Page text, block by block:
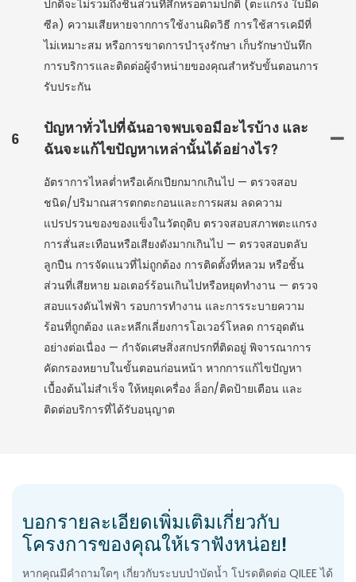
ปกติจะไม่รวมถึงชิ้นส่วนที่สึกหรอตามปกติ (ตะแกรง ใบมีด
ซีล) ความเสียหายจากการใช้งานผิดวิธี การใช้สารเคมีที่
ไม่เหมาะสม หรือการขาดการบำรุงรักษา เก็บรักษาบันทึก
การบริการและติดต่อผู้จำหน่ายของคุณสำหรับขั้นตอนการ
รับประกัน
6
ปัญหาทั่วไปที่ฉันอาจพบเจอมีอะไรบ้าง และ
ฉันจะแก้ไขปัญหาเหล่านั้นได้อย่างไร?
อัตราการไหลต่ำหรือเค้กเปียกมากเกินไป — ตรวจสอบ
ชนิด/ปริมาณสารตกตะกอนและการผสม ลดความ
แปรปรวนของของแข็งในวัตถุดิบ ตรวจสอบสภาพตะแกรง
การสั่นสะเทือนหรือเสียงดังมากเกินไป — ตรวจสอบตลับ
ลูกปืน การจัดแนวที่ไม่ถูกต้อง การติดตั้งที่หลวม หรือชิ้น
ส่วนที่เสียหาย มอเตอร์ร้อนเกินไปหรือหยุดทำงาน — ตรวจ
สอบแรงดันไฟฟ้า รอบการทำงาน และการระบายความ
ร้อนที่ถูกต้อง และหลีกเลี่ยงการโอเวอร์โหลด การอุดตัน
อย่างต่อเนื่อง — กำจัดเศษสิ่งสกปรกที่ติดอยู่ พิจารณาการ
คัดกรองหยาบในขั้นตอนก่อนหน้า หากการแก้ไขปัญหา
เบื้องต้นไม่สำเร็จ ให้หยุดเครื่อง ล็อก/ติดป้ายเตือน และ
ติดต่อบริการที่ได้รับอนุญาต
บอกรายละเอียดเพิ่มเติมเกี่ยวกับ
โครงการของคุณให้เราฟังหน่อย!
หากคุณมีคำถามใดๆ เกี่ยวกับระบบบำบัดน้ำ โปรดติดต่อ QILEE ได้